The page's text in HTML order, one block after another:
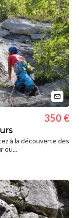
350 €
à la découverte des
ou...